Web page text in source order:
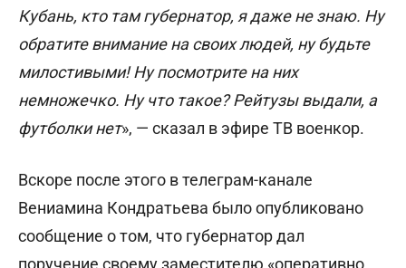
Кубань, кто там губернатор, я даже не знаю. Ну
обратите внимание на своих людей, ну будьте
милостивыми! Ну посмотрите на них
немножечко. Ну что такое? Рейтузы выдали, а
футболки нет», — сказал в эфире ТВ военкор.
Вскоре после этого в телеграм-канале
Вениамина Кондратьева было опубликовано
сообщение о том, что губернатор дал